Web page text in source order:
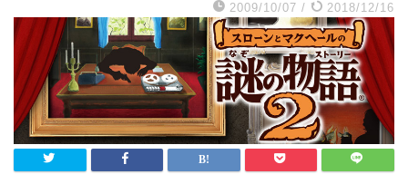
2009/10/07 / 2018/12/16